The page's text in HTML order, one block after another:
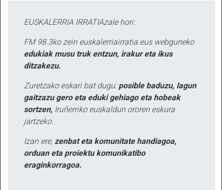
EUSKALERRIA IRRATIAzale hori:
FM 98.3ko zein euskalerriairratia.eus webguneko
edukiak musu truk entzun, irakur eta ikus
ditzakezu.
Zuretzako eskari bat dugu: posible baduzu, lagun
gaitzazu gero eta eduki gehiago eta hobeak
sortzen, Iruñerriko euskaldun ororen eskura
jartzeko.
Izan ere, zenbat eta komunitate handiagoa,
orduan eta proiektu komunikatibo
eraginkorragoa.